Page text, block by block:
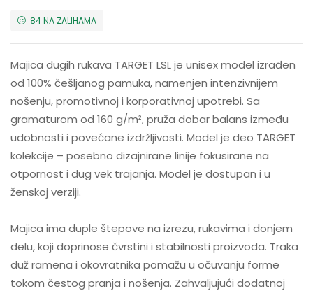
84 NA ZALIHAMA
Majica dugih rukava TARGET LSL je unisex model izrađen
od 100% češljanog pamuka, namenjen intenzivnijem
nošenju, promotivnoj i korporativnoj upotrebi. Sa
gramaturom od 160 g/m², pruža dobar balans između
udobnosti i povećane izdržljivosti. Model je deo TARGET
kolekcije – posebno dizajnirane linije fokusirane na
otpornost i dug vek trajanja. Model je dostupan i u
ženskoj verziji.
Majica ima duple štepove na izrezu, rukavima i donjem
delu, koji doprinose čvrstini i stabilnosti proizvoda. Traka
duž ramena i okovratnika pomažu u očuvanju forme
tokom čestog pranja i nošenja. Zahvaljujući dodatnoj